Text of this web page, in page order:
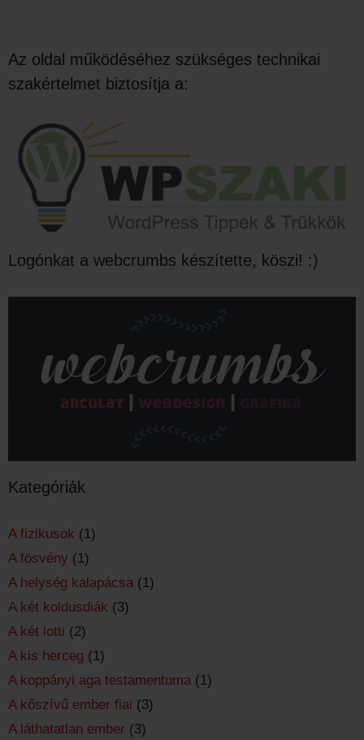
Az oldal működéséhez szükséges technikai
szakértelmet biztosítja a:
Logónkat a webcrumbs készítette, köszi! :)
Kategóriák
A fizikusok (1)
A fösvény (1)
A helység kalapácsa (1)
A két koldusdiák (3)
A két lotti (2)
A kis herceg (1)
A koppányi aga testamentuma (1)
A kőszívű ember fiai (3)
A láthatatlan ember (3)